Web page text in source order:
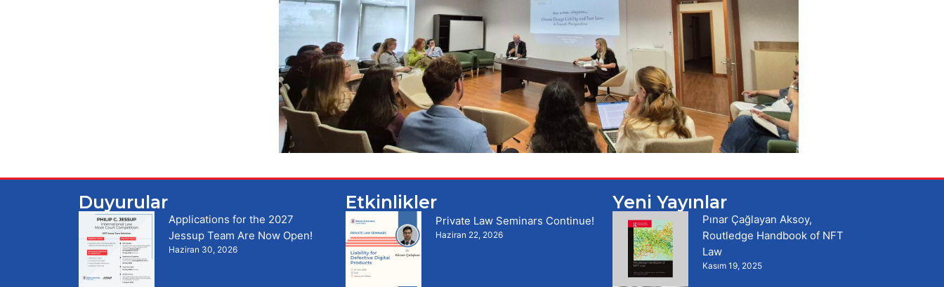
Duyurular
Applications for the 2027
Jessup Team Are Now Open!
Haziran 30, 2026
Etkinlikler
Private Law Seminars Continue!
Haziran 22, 2026
Yeni Yayınlar
Pınar Çağlayan Aksoy,
Routledge Handbook of NFT
Law
Kasım 19, 2025